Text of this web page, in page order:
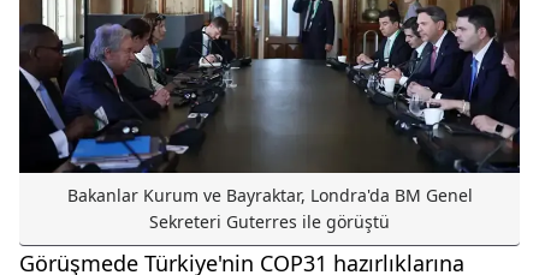
Bakanlar Kurum ve Bayraktar, Londra'da BM Genel
Sekreteri Guterres ile görüştü
Görüşmede Türkiye'nin COP31 hazırlıklarına